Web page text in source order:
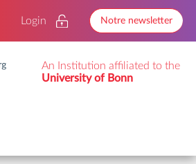
An Institution affiliated to the
University of Bonn
Login Notre newsletter